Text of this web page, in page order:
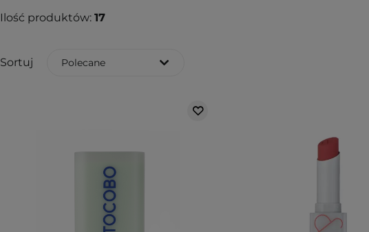
Ilość produktów: 17
Sortuj Polecane